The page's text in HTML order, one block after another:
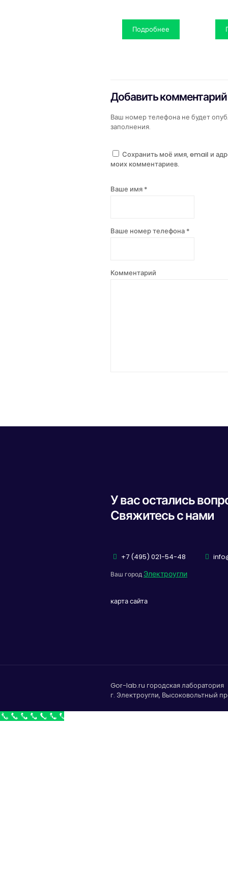
Подробнее
Добавить комментарий
Ваш номер телефона не будет
заполнения.
Комментарий
Ваше имя *
Сохранить моё имя, email и
моих комментариев.
Ваше номер телефона *
У вас остались
Свяжитесь с нами
+7 (495) 021-54-48
Ваш город Электроугли
карта сайта
Gor-lab.ru городская лаборатория
г. Электроугли, Высоковольтный
Бесплатный звонок